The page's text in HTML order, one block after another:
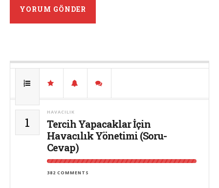
1
HAVACILIK
Tercih Yapacaklar İçin
Havacılık Yönetimi (Soru-
Cevap)
382 COMMENTS